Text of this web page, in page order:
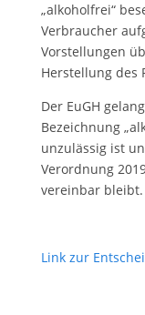
„alkoholfrei“
Verbraucher
Vorstellungen
Herstellung des
Der EuGH
Bezeichnung
unzulässig ist
Verordnung
vereinbar bleibt.
Link zur